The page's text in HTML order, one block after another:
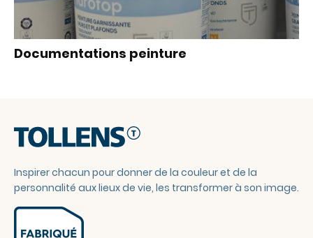
Documentations peinture
Inspirer chacun pour donner de la couleur et de la
personnalité aux lieux de vie, les transformer à son image.